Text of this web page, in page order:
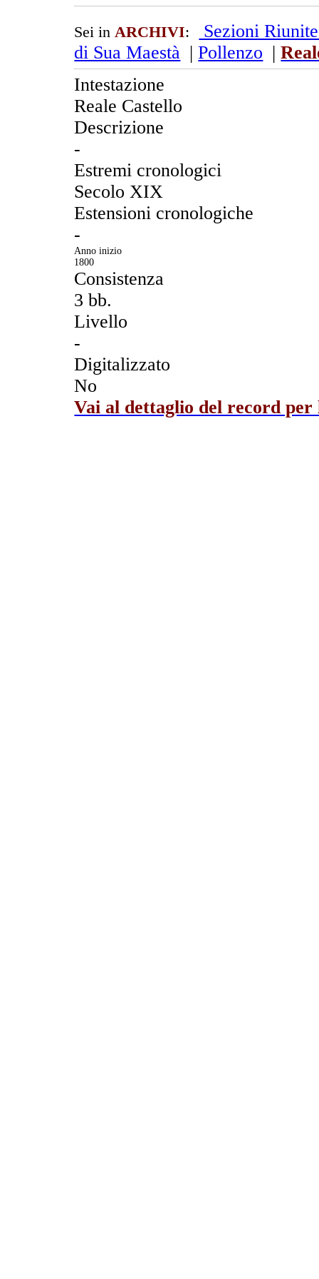
Sei inARCHIVI:
Sezioni
di Sua Maestà |Pollenzo |
Intestazione
Reale Castello
Descrizione
-
Estremi cronologici
Secolo XIX
Estensioni cronologiche
-
Anno inizio
1800
Consistenza
3 bb.
Livello
-
Digitalizzato
No
Vai al dettaglio del record per